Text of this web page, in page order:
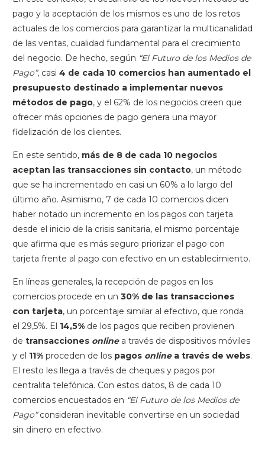
pago y la aceptación de los mismos es uno de los retos
actuales de los comercios para garantizar la multicanalidad
de las ventas, cualidad fundamental para el crecimiento
del negocio. De hecho, según “El Futuro de los Medios de
Pago”, casi 4 de cada 10 comercios han aumentado el
presupuesto destinado a implementar nuevos
métodos de pago, y el 62% de los negocios creen que
ofrecer más opciones de pago genera una mayor
fidelización de los clientes.
En este sentido, más de 8 de cada 10 negocios
aceptan las transacciones sin contacto, un método
que se ha incrementado en casi un 60% a lo largo del
último año. Asimismo, 7 de cada 10 comercios dicen
haber notado un incremento en los pagos con tarjeta
desde el inicio de la crisis sanitaria, el mismo porcentaje
que afirma que es más seguro priorizar el pago con
tarjeta frente al pago con efectivo en un establecimiento.
En líneas generales, la recepción de pagos en los
comercios procede en un 30% de las transacciones
con tarjeta, un porcentaje similar al efectivo, que ronda
el 29,5%. El 14,5% de los pagos que reciben provienen
de transacciones onlinea través de dispositivos móviles
y el 11% proceden de los pagos onlinea través de webs.
El resto les llega a través de cheques y pagos por
centralita telefónica. Con estos datos, 8 de cada 10
comercios encuestados en “El Futuro de los Medios de
Pago”consideran inevitable convertirse en un sociedad
sin dinero en efectivo.